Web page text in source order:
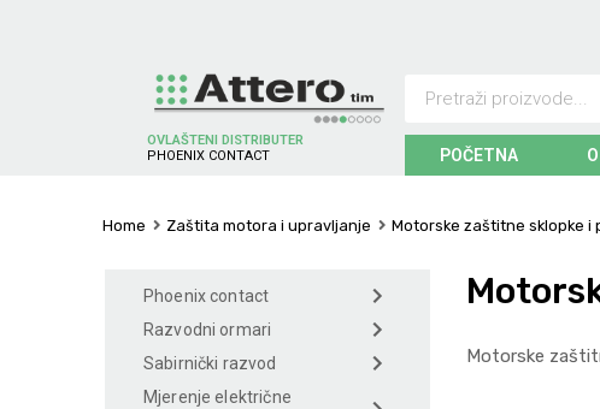
OVLAŠTENI DISTRIBUTER
P H O EN X CO NTACT POČETNA
Home Zaštita motora i upravljanje Motorske zaštitne sklopke i
Motorske
Phoenix contact
Razvodni ormari
Sabirnički razvod
Mjerenje električne